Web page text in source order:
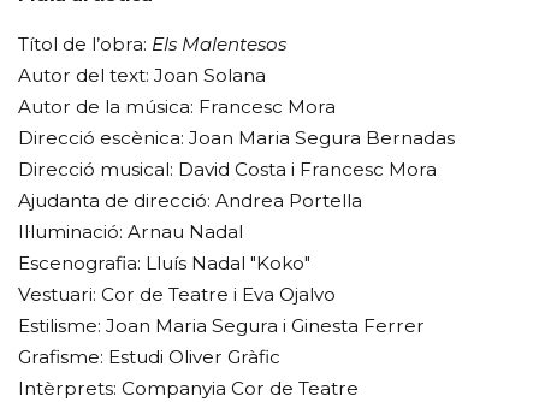
Títol de l’obra: Els Malentesos
Autor del text: Joan Solana
Autor de la música: Francesc Mora
Direcció escènica: Joan Maria Segura Bernadas
Direcció musical: David Costa i Francesc Mora
Ajudanta de direcció: Andrea Portella
Il·luminació: Arnau Nadal
Escenografia: Lluís Nadal "Koko"
Vestuari: Cor de Teatre i Eva Ojalvo
Estilisme: Joan Maria Segura i Ginesta Ferrer
Grafisme: Estudi Oliver Gràfic
Intèrprets: Companyia Cor de Teatre